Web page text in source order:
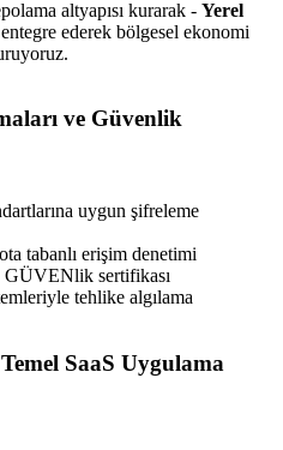
altyapısı kurarak - Yerel
ederek bölgesel ekonomi
ve Güvenlik
uygun şifreleme
tabanlı erişim denetimi
GÜVENlik sertifikası
tehlike algılama
SaaS Uygulama